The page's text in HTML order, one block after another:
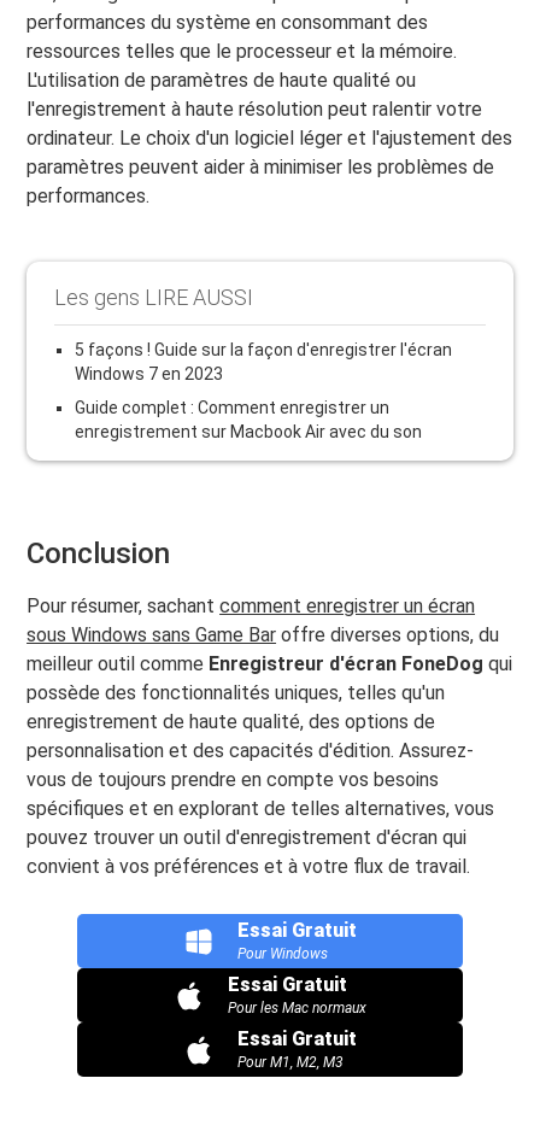
performances du système en consommant des
ressources telles que le processeur et la mémoire.
L'utilisation de paramètres de haute qualité ou
l'enregistrement à haute résolution peut ralentir votre
ordinateur. Le choix d'un logiciel léger et l'ajustement des
paramètres peuvent aider à minimiser les problèmes de
performances.
Les gens LIRE AUSSI
5 façons ! Guide sur la façon d'enregistrer l'écran
Windows 7 en 2023
Guide complet : Comment enregistrer un
enregistrement sur Macbook Air avec du son
Conclusion
Pour résumer, sachantcomment enregistrer un écran
sous Windows sans Game Bar offre diverses options, du
meilleur outil comme Enregistreur d'écran FoneDogqui
possède des fonctionnalités uniques, telles qu'un
enregistrement de haute qualité, des options de
personnalisation et des capacités d'édition. Assurez-
vous de toujours prendre en compte vos besoins
spécifiques et en explorant de telles alternatives, vous
pouvez trouver un outil d'enregistrement d'écran qui
convient à vos préférences et à votre flux de travail.
Essai Gratuit
Pour Windows
Essai Gratuit
Pour les Mac normaux
Essai Gratuit
Pour M1, M2, M3